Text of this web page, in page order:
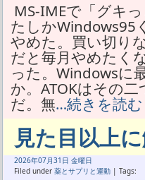
MS-IMEで「グキ
たしかWindows95
やめた。買い切り
だと毎月やめたく
った。Windowsに
か。ATOKはその
だ。無…続きを読む
見た目以上
2026年07月31日 金曜日
Filed under 薬とサプリと運動 | Tags: